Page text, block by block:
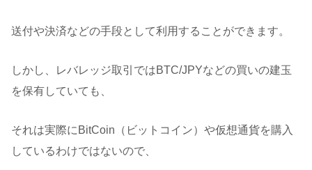
送付や決済などの手段として利用することができます。
しかし、レバレッジ取引ではBTC/JPYなどの買いの建玉
を保有していても、
それは実際にBitCoin（ビットコイン）や仮想通貨を購入
しているわけではないので、